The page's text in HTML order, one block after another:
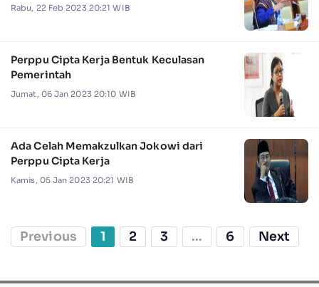
Rabu, 22 Feb 2023 20:21 WIB
Perppu Cipta Kerja Bentuk Keculasan
Pemerintah
Jumat, 06 Jan 2023 20:10 WIB
Ada Celah Memakzulkan Jokowi dari
Perppu Cipta Kerja
Kamis, 05 Jan 2023 20:21 WIB
Previous 1 2 3 ... 6 Next